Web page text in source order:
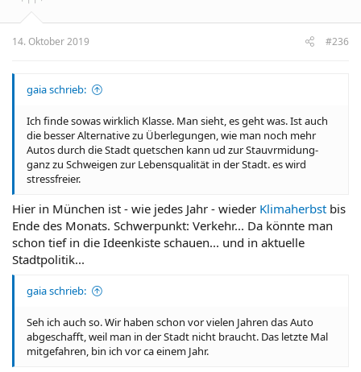
14. Oktober 2019 #236
gaia schrieb:
Ich finde sowas wirklich Klasse. Man sieht, es geht was. Ist auch
die besser Alternative zu Überlegungen, wie man noch mehr
Autos durch die Stadt quetschen kann ud zur Stauvrmidung-
ganz zu Schweigen zur Lebensqualität in der Stadt. es wird
stressfreier.
Hier in München ist - wie jedes Jahr - wieder Klimaherbst bis
Ende des Monats. Schwerpunkt: Verkehr... Da könnte man
schon tief in die Ideenkiste schauen... und in aktuelle
Stadtpolitik...
gaia schrieb:
Seh ich auch so. Wir haben schon vor vielen Jahren das Auto
abgeschafft, weil man in der Stadt nicht braucht. Das letzte Mal
mitgefahren, bin ich vor ca einem Jahr.